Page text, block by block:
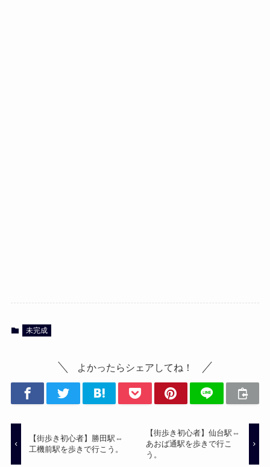
未完成
よかったらシェアしてね！
【街歩き初心者】勝田駅⇔
工機前駅を歩きで行こう。
【街歩き初心者】仙台駅⇔
あおば通駅を歩きで行こ
う。